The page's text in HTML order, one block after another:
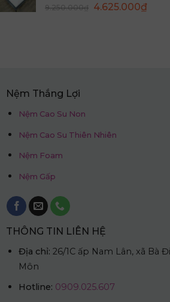
9.250.000₫ Giá
4.625.000₫Giá
Nệm Thắng Lợi
Nệm Cao Su Non
Nệm Cao Su Thiên Nhiên
Nệm Foam
Nệm Gấp
THÔNG TIN LIÊN HỆ
Địa chỉ: 26/1C ấp Nam Lân, xã Bà
Môn
Hotline: 0909.025.607